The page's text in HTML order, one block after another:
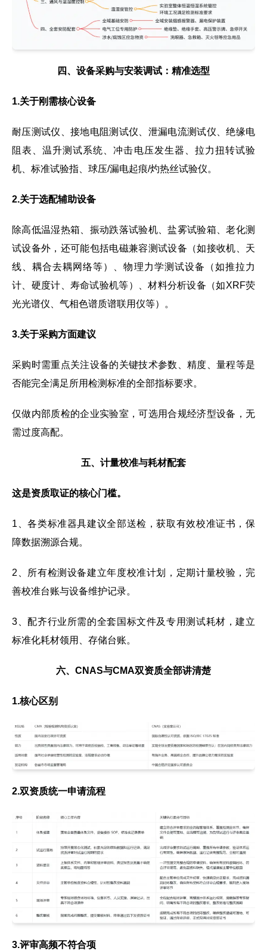
四、设备采购与安装调试：精准选型
1.关于刚需核心设备
耐压测试仪、接地电阻测试仪、泄漏电流测试仪、绝缘电
阻表、温升测试系统、冲击电压发生器、拉力扭转试验
机、标准试验指、球压/漏电起痕/灼热丝试验仪。
2.关于选配辅助设备
除高低温湿热箱、振动跌落试验机、盐雾试验箱、老化测
试设备外，还可能包括电磁兼容测试设备（如接收机、天
线、耦合去耦网络等）、物理力学测试设备（如推拉力
计、硬度计、寿命试验机等）、材料分析设备（如XRF荧
光光谱仪、气相色谱质谱联用仪等）。
3.关于采购方面建议
采购时需重点关注设备的关键技术参数、精度、量程等是
否能完全满足所用检测标准的全部指标要求。
仅做内部质检的企业实验室，可选用合规经济型设备，无
需过度高配。
五、计量校准与耗材配套
这是资质取证的核心门槛。
1、各类标准器具建议全部送检，获取有效校准证书，保
障数据溯源合规。
2、所有检测设备建立年度校准计划，定期计量校验，完
善校准台账与设备维护记录。
3、配齐行业所需的全套国标文件及专用测试耗材，建立
标准化耗材领用、存储台账。
六、CNAS与CMA双资质全部讲清楚
1.核心区别
2.双资质统一申请流程
3.评审高频不符合项